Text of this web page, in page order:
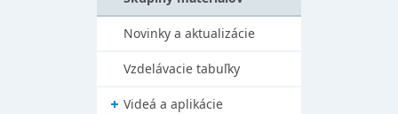
Novinky a aktualizácie
Vzdelávacie tabuľky
Videá a aplikácie